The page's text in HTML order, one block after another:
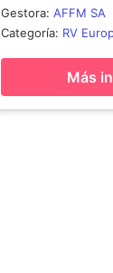
Gestora:AFFM SA
Categoría: RV
Más